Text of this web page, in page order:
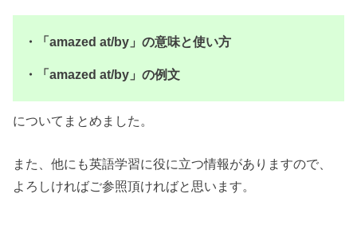
・「amazed at/by」の意味と使い方
・「amazed at/by」の例文
についてまとめました。
また、他にも英語学習に役に立つ情報がありますので、
よろしければご参照頂ければと思います。